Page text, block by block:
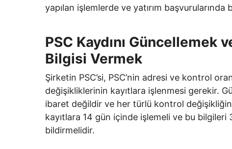
yapılan işlemlerde ve yatırım başvurularında
PSC Kaydını Güncellemek
Bilgisi Vermek
Şirketin PSC’si, PSC’nin adresi ve kontrol
değişikliklerinin kayıtlara işlenmesi gerekir.
ibaret değildir ve her türlü kontrol
kayıtlara 14 gün içinde işlemeli ve bu bilgileri
bildirmelidir.